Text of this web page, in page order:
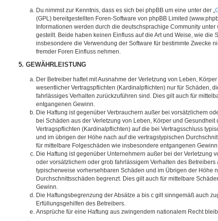
Du nimmst zur Kenntnis, dass es sich bei phpBB um eine unter der „
(GPL) bereitgestellten Foren-Software von phpBB Limited
Informationen werden durch die deutschsprachige Community unter
gestellt. Beide haben keinen Einfluss auf die Art und Weise, wie die
insbesondere die Verwendung der Software für bestimmte Zwecke
fremder Foren Einfluss nehmen.
5. GEWÄHRLEISTUNG
Der Betreiber haftet mit Ausnahme der Verletzung von Leben,
wesentlicher Vertragspflichten (Kardinalpflichten) nur für Schäden,
fahrlässiges Verhalten zurückzuführen sind. Dies gilt auch für
entgangenen Gewinn.
Die Haftung ist gegenüber Verbrauchern außer bei vorsätzlichem
bei Schäden aus der Verletzung von Leben, Körper und
Vertragspflichten (Kardinalpflichten) auf die bei Vertragsschluss
und im übrigen der Höhe nach auf die vertragstypischen
für mittelbare Folgeschäden wie insbesondere entgangenen
Die Haftung ist gegenüber Unternehmern außer bei der Verletzung
oder vorsätzlichem oder grob fahrlässigem Verhalten des Betreibers
typischerweise vorhersehbaren Schäden und im Übrigen der Höhe
Durchschnittsschäden begrenzt. Dies gilt auch für mittelbare
Gewinn.
Die Haftungsbegrenzung der Absätze a bis c gilt sinngemäß auch
Erfüllungsgehilfen des Betreibers.
Ansprüche für eine Haftung aus zwingendem nationalem Recht